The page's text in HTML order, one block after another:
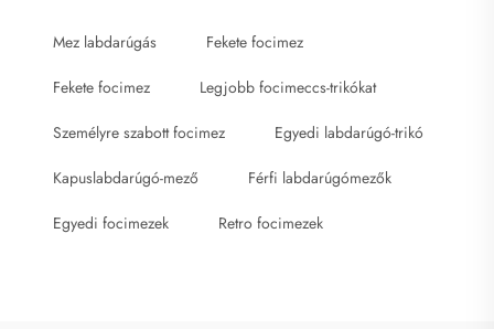
Mez labdarúgás Fekete focimez
Fekete focimez Legjobb focimeccs-trikókat
Személyre szabott focimez Egyedi labdarúgó-trikó
Kapuslabdarúgó-mező Férfi labdarúgómezők
Egyedi focimezek Retro focimezek